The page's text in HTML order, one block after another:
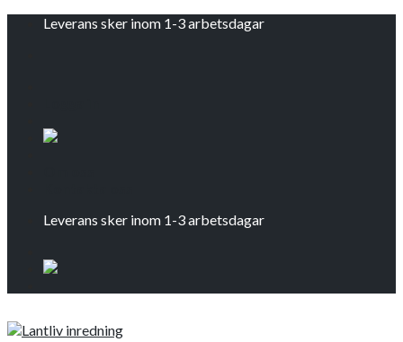
Leverans sker inom 1-3 arbetsdagar
Leverans sker inom 1-3 arbetsdagar